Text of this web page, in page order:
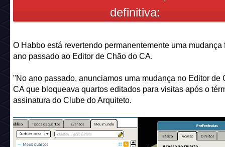
definitiva:
O Habbo está revertendo permanentemente uma mudança
ano passado ao Editor de Chão do CA.
"No ano passado, anunciamos uma mudança no Editor de
CA que bloqueava quartos editados para visitas após o
assinatura do Clube do Arquiteto.